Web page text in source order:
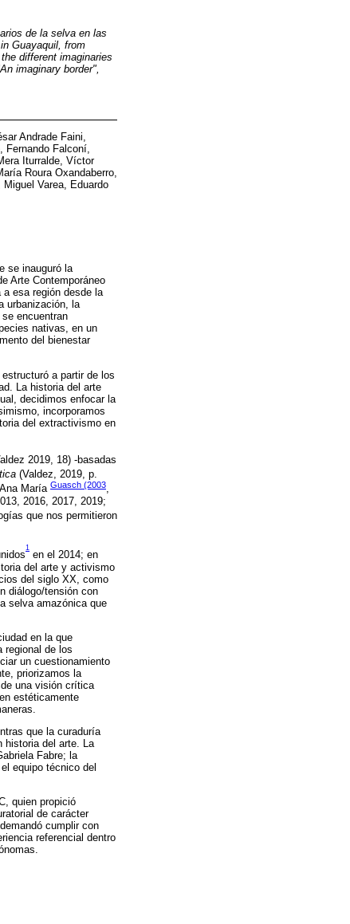
de la selva en las
Guayaquil, from
different imaginaries
imaginary border",
Andrade Faini,
Fernando Falconí,
Iturralde, Víctor
Roura Oxandaberro,
Varea, Eduardo
se inauguró la
Arte Contemporáneo
esa región desde la
urbanización, la
encuentran
nativas, en un
del bienestar
a partir de los
La historia del arte
decidimos enfocar la
incorporamos
del extractivismo en
2019, 18) -basadas
(Valdez, 2019, p.
María Guasch (2003,
2016, 2017, 2019;
que nos permitieron
1
en el 2014; en
del arte y activismo
del siglo XX, como
diálogo/tensión con
selva amazónica que
en la que
regional de los
un cuestionamiento
priorizamos la
una visión crítica
estéticamente
que la curaduría
historia del arte. La
Fabre; la
equipo técnico del
quien propició
de carácter
cumplir con
referencial dentro